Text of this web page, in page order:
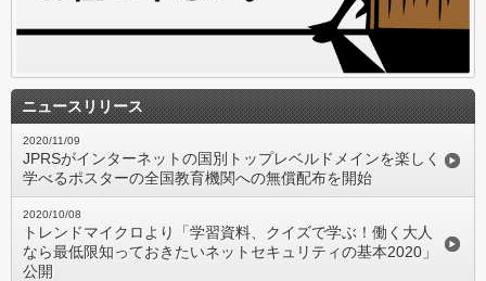
ニュースリリース
2020/11/09
JPRSがインターネットの国別トップレベルドメインを楽しく
学べるポスターの全国教育機関への無償配布を開始
2020/10/08
トレンドマイクロより「学習資料、クイズで学ぶ！働く大人
なら最低限知っておきたいネットセキュリティの基本2020」
公開